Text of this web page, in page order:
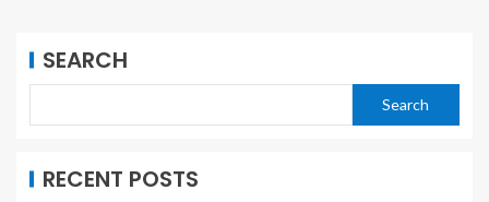
SEARCH
Search
RECENT POSTS